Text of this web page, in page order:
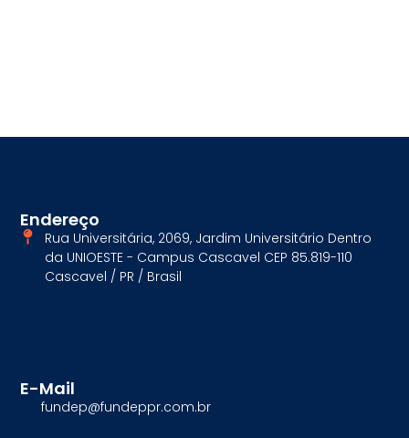
Endereço
Rua Universitária, 2069, Jardim Universitário Dentro
da UNIOESTE - Campus Cascavel CEP 85.819-110
Cascavel / PR / Brasil
E-Mail
fundep@fundeppr.com.br